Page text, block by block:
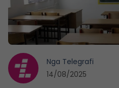
Nga Telegrafi
14/08/2025